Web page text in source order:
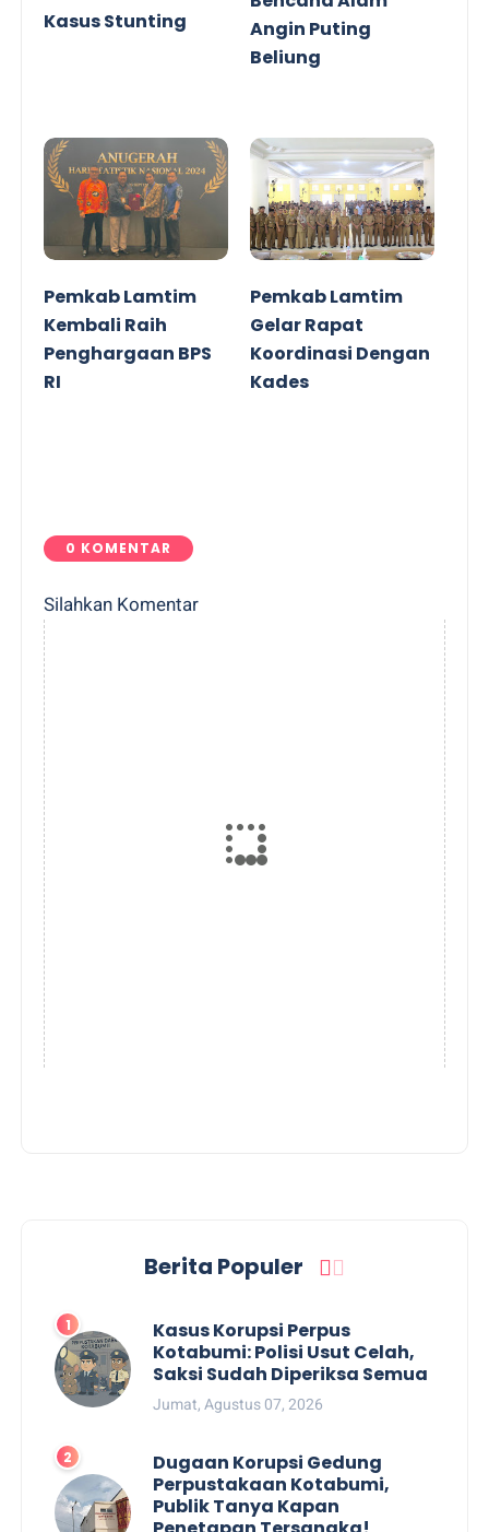
Kasus Stunting
Angin Puting
Beliung
Pemkab Lamtim
Kembali Raih
Penghargaan BPS
RI
Pemkab Lamtim
Gelar Rapat
Koordinasi Dengan
Kades
0 KOMENTAR
Silahkan Komentar
Berita Populer
Kasus Korupsi Perpus
Kotabumi: Polisi Usut Celah,
Saksi Sudah Diperiksa Semua
Jumat, Agustus 07, 2026
Dugaan Korupsi Gedung
Perpustakaan Kotabumi,
Publik Tanya Kapan